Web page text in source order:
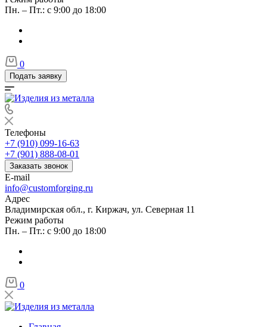
Пн. – Пт.: с 9:00 до 18:00
0
Подать заявку
Телефоны
+7 (910) 099-16-63
+7 (901) 888-08-01
Заказать звонок
E-mail
info@customforging.ru
Адрес
Владимирская обл., г. Киржач, ул. Северная 11
Режим работы
Пн. – Пт.: с 9:00 до 18:00
0